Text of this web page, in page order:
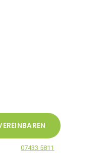
unter07433 5811